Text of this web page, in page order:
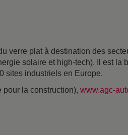
verre plat à destination des
solaire et high-tech). Il est la
sites industriels en Europe.
pour la construction), www.agc-